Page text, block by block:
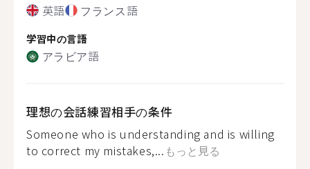
英語 フランス語
学習中の言語
アラビア語
理想の会話練習相手の条件
Someone who is understanding and is willing
to correct my mistakes,... もっと見る